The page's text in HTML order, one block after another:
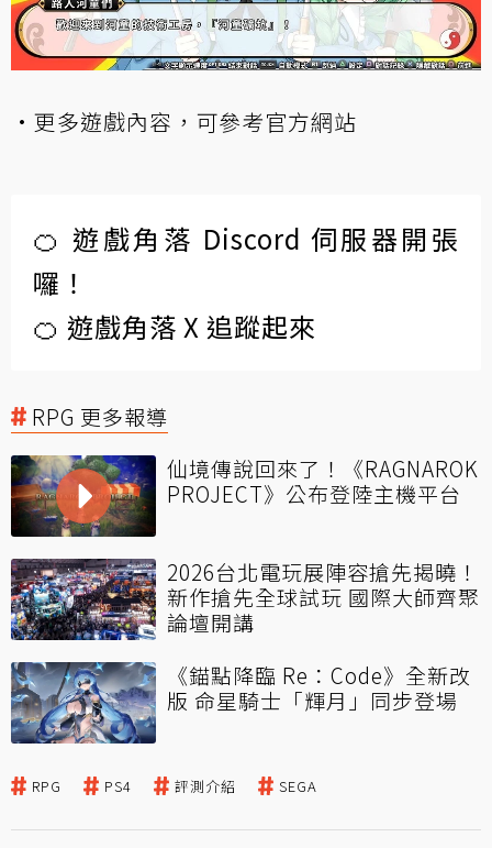
·更多遊戲內容，可參考官方網站
🍊 遊戲角落 Discord 伺服器開張
囉！
🍊 遊戲角落 X 追蹤起來
RPG 更多報導
仙境傳說回來了！《RAGNAROK
PROJECT》公布登陸主機平台
2026台北電玩展陣容搶先揭曉！
新作搶先全球試玩 國際大師齊聚
論壇開講
《錨點降臨 Re：Code》全新改
版 命星騎士「輝月」同步登場
RPG PS4 評測介紹 SEGA